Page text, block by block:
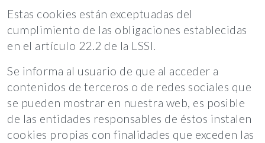
Estas cookies están exceptuadas del
cumplimiento de las obligaciones establecidas
en el artículo 22.2 de la LSSI.
Se informa al usuario de que al acceder a
contenidos de terceros o de redes sociales que
se pueden mostrar en nuestra web, es posible
de las entidades responsables de éstos instalen
cookies propias con finalidades que exceden las